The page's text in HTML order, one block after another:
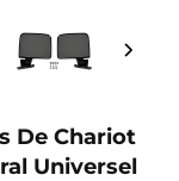
De Chariot
Universel